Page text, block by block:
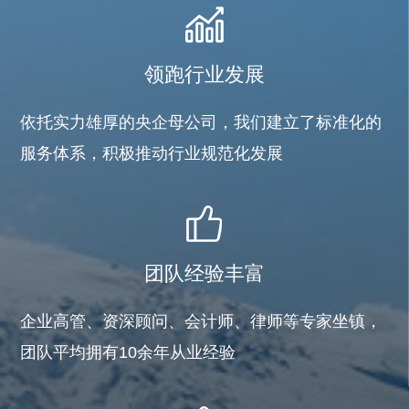
领跑行业发展
依托实力雄厚的央企母公司，我们建立了标准化的
服务体系，积极推动行业规范化发展
团队经验丰富
企业高管、资深顾问、会计师、律师等专家坐镇，
团队平均拥有10余年从业经验